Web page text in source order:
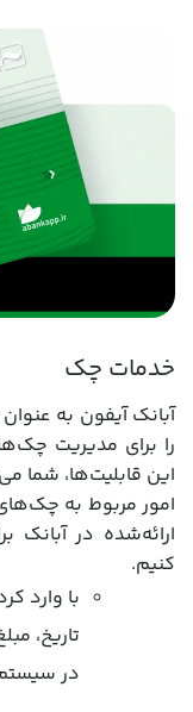
خدمات چک
آبانک آیفون به
را برای مدیریت
این قابلیت‌ها، شما
امور مربوط به
ارائه‌شده در آبانک
کنیم.
با وارد
تاریخ،
در